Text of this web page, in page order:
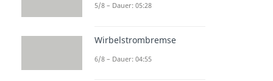
5/8 – Dauer: 05:28
Wirbelstrombremse
6/8 – Dauer: 04:55